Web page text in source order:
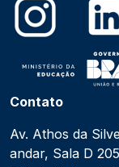
Contato
Av. Athos da
andar, Sala D 205